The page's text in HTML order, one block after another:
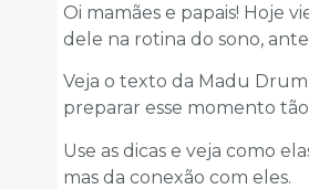
Oi mamães e papais! Hoje
dele na rotina do sono,
Veja o texto da Madu
preparar esse momento
Use as dicas e veja como
mas da conexão com eles.